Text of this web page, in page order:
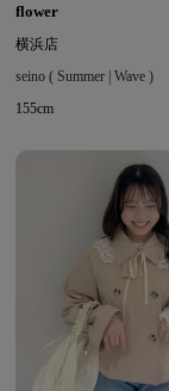
flower
横浜店
seino ( Summer | Wave )
155cm